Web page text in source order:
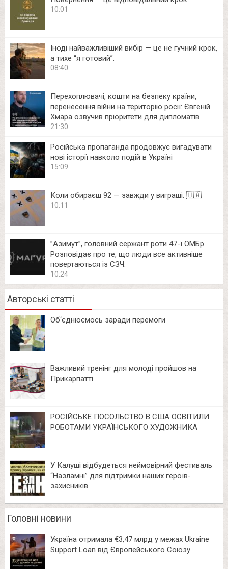
10:01
Іноді найважливіший вибір — це не гучний крок,
а тихе “я готовий”.
08:40
Перехоплювачі, кошти на безпеку країни,
перенесення війни на територію росії: Євгеній
Хмара озвучив пріоритети для дипломатів
21:30
Російська пропаганда продовжує вигадувати
нові історії навколо подій в Україні
15:09
Коли обираєш 92 — завжди у виграші. 🇺🇦
10:11
⁨”Азимут”, головний сержант роти 47-ї ОМБр.
Розповідає про те, що люди все активніше
повертаються із СЗЧ.
10:24
Авторські статті
Об‘єднюємось заради перемоги
Важливий тренінг для молоді пройшов на
Прикарпатті.
РОСІЙСЬКЕ ПОСОЛЬСТВО В США ОСВІТИЛИ
РОБОТАМИ УКРАЇНСЬКОГО ХУДОЖНИКА
У Калуші відбудеться неймовірний фестиваль
“Назламні” для підтримки наших героїв-
захисників
Головні новини
Україна отримала €3,47 млрд у межах Ukraine
Support Loan від Європейського Союзу